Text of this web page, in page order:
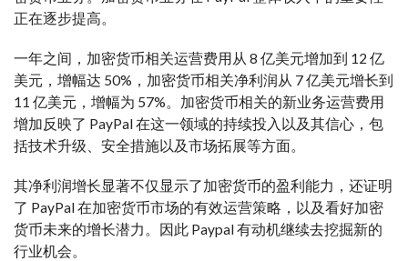
正在逐步提高。
一年之间，加密货币相关运营费用从 8 亿美元增加到 12 亿
美元，增幅达 50%，加密货币相关净利润从 7 亿美元增长到
11 亿美元，增幅为 57%。加密货币相关的新业务运营费用
增加反映了 PayPal 在这一领域的持续投入以及其信心，包
括技术升级、安全措施以及市场拓展等方面。
其净利润增长显著不仅显示了加密货币的盈利能力，还证明
了 PayPal 在加密货币市场的有效运营策略，以及看好加密
货币未来的增长潜力。因此 Paypal 有动机继续去挖掘新的
行业机会。